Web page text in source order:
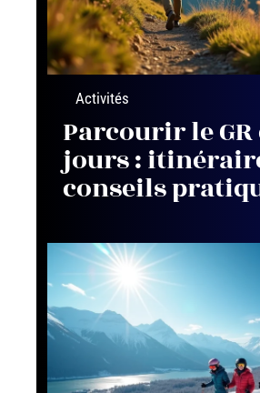
Activités
Parcourir le GR
jours :
conseils